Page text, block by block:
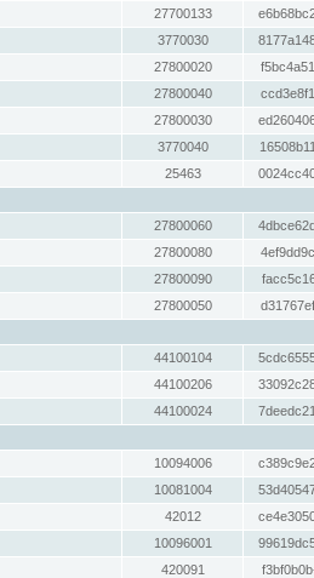
27700133
3770030
27800020
27800040
27800030
3770040
25463
27800060
27800080
27800090
27800050
44100104
44100206
44100024
10094006
10081004
42012
10096001
420091